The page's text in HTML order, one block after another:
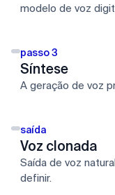
modelo de voz
passo 3
Síntese
A geração de voz
saída
Voz clonada
Saída de voz
definir.